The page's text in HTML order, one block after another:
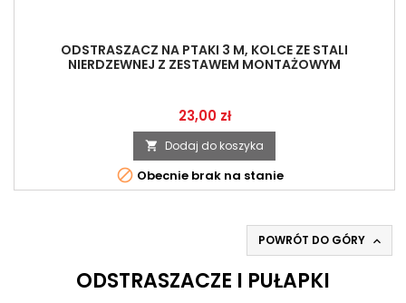
ODSTRASZACZ NA PTAKI 3 M, KOLCE ZE STALI
NIERDZEWNEJ Z ZESTAWEM MONTAŻOWYM
Cena
23,00 zł
 Dodaj do koszyka
 Obecnie brak na stanie
POWRÓT DO GÓRY 
ODSTRASZACZE I PUŁAPKI